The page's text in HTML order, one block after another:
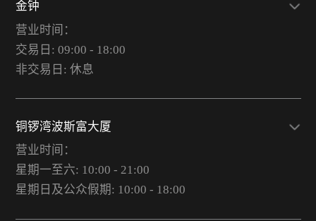
金钟
营业时间：
交易日: 09:00 - 18:00
非交易日: 休息
铜锣湾波斯富大厦
营业时间：
星期一至六: 10:00 - 21:00
星期日及公众假期: 10:00 - 18:00